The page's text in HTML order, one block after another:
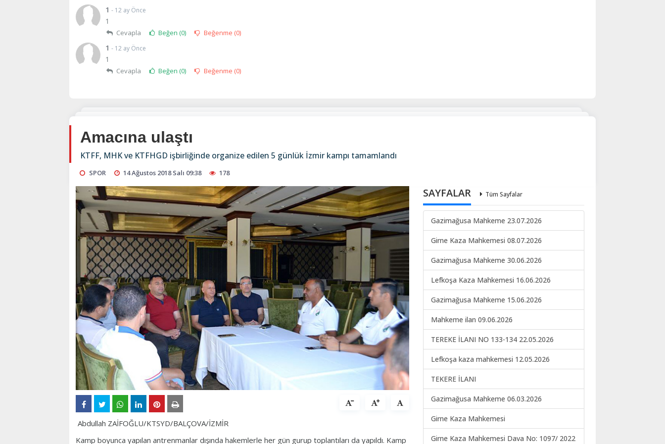
1 - 12 ay Önce
1
Cevapla Beğen (0) Beğenme (0)
1 - 12 ay Önce
1
Cevapla Beğen (0) Beğenme (0)
Amacına ulaştı
KTFF, MHK ve KTFHGD işbirliğinde organize edilen 5 günlük İzmir kampı tamamlandı
SPOR 14 Ağustos 2018 Salı 09:38 178
Abdullah ZAİFOĞLU/KTSYD/BALÇOVA/İZMİR
Kamp boyunca yapılan antrenmanlar dışında hakemlerle her gün gurup toplantıları da yapıldı. Kamp
SAYFALAR Tüm Sayfalar
Gazimağusa Mahkeme 23.07.2026
Girne Kaza Mahkemesi 08.07.2026
Gazimağusa Mahkeme 30.06.2026
Lefkoşa Kaza Mahkemesi 16.06.2026
Gazimağusa Mahkeme 15.06.2026
Mahkeme ilan 09.06.2026
TEREKE İLANI NO 133-134 22.05.2026
Lefkoşa kaza mahkemesi 12.05.2026
TEKERE İLANI
Gazimağusa Mahkeme 06.03.2026
Girne Kaza Mahkemesi
Girne Kaza Mahkemesi Dava No: 1097/ 2022